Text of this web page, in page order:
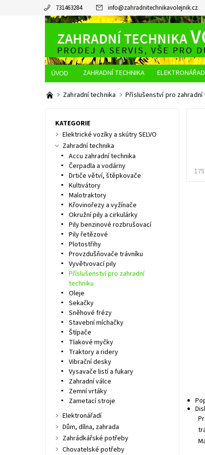
731463284 info@zahradnitechnikavolejnik.cz
ZAHRADNÍ TECHNIKA
O NÁS
JAK NAKUPOVAT DOPRAVA A PLATBA
Zahradní technika Příslušenství pro zahradní
KATEGORIE
Elektrické vozíky a skútry SELVO
Zahradní technika
Accu zahradní technika
Čerpadla a vodárny
Drtiče větví, štěpkovače
Kultivátory
Malotraktory
Křovinořezy a vyžínače
Okružní pily a cirkulárky
Pily benzinové rozbrušovací
Pily řetězové
Plotostřihy
Provzdušňovače trávníku
Vyvětvovací pily
Příslušenství pro zahradní
techniku
Oleje
Sekačky
Sněhové frézy
Stavební míchačky
Štípače
Tlakové myčky
Traktory a ridery
Vibrační desky
Vysavače listí a fukary
Zahradní válce
Zemní vrtáky
Zametací stroje
Elektronářadí
Dům, dílna, zahrada
Zahrádkářské potřeby
Chovatelské potřeby